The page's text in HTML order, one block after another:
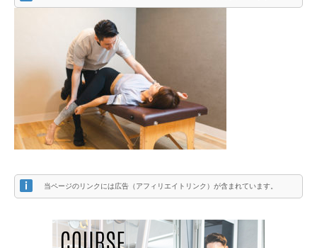
当ページのリンクには広告（アフィリエイトリンク）が含まれています。